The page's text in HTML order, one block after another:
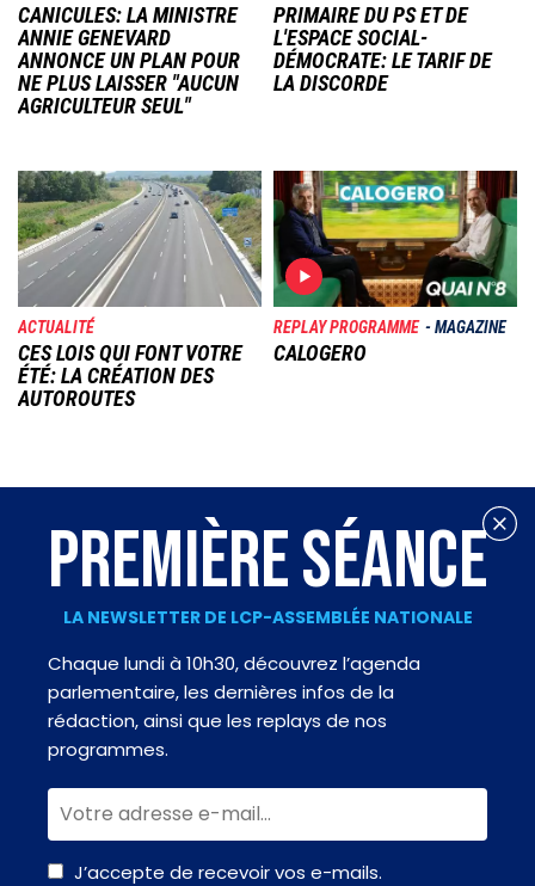
CANICULES: LA MINISTRE
ANNIE GENEVARD
ANNONCE UN PLAN POUR
NE PLUS LAISSER "AUCUN
AGRICULTEUR SEUL"
PRIMAIRE DU PS ET DE
L'ESPACE SOCIAL-
DÉMOCRATE: LE TARIF DE
LA DISCORDE
Image
ACTUALITÉ
CES LOIS QUI FONT VOTRE
ÉTÉ: LA CRÉATION DES
AUTOROUTES
Image
REPLAY PROGRAMME MAGAZINE
CALOGERO
PREMIÈRE SÉANCE
LA NEWSLETTER DE LCP-ASSEMBLÉE NATIONALE
Chaque lundi à 10h30, découvrez l’agenda
parlementaire, les dernières infos de la
rédaction, ainsi que les replays de nos
programmes.
J’accepte de recevoir vos e-mails.